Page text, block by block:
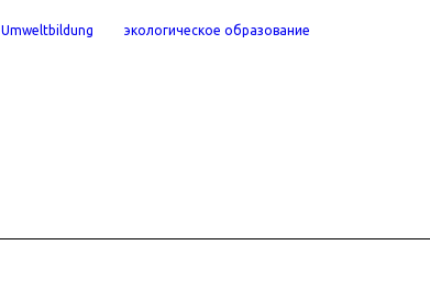
Umweltbildung экологическое образование